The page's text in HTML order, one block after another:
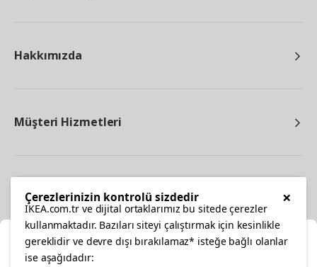
Hakkımızda
Müşteri Hizmetleri
×
Çerezlerinizin kontrolü sizdedir
IKEA.com.tr ve dijital ortaklarımız bu sitede çerezler
kullanmaktadır. Bazıları siteyi çalıştırmak için kesinlikle
gereklidir ve devre dışı bırakılamaz* isteğe bağlı olanlar
ise aşağıdadır: